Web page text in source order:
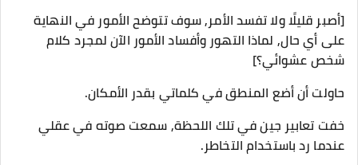
[أصبر قليلًا ولا تفسد الأمر, سوف تتوضح الأمور في النهاية
على أي حال, لماذا التهور وأفساد الأمور الآن لمجرد كلام
شخص عشوائي؟]
حاولت أن أضع المنطق في كلماتي بقدر الأمكان.
خفت تعابير جين في تلك اللحظة, سمعت صوته في عقلي
عندما رد باستخدام التخاطر.